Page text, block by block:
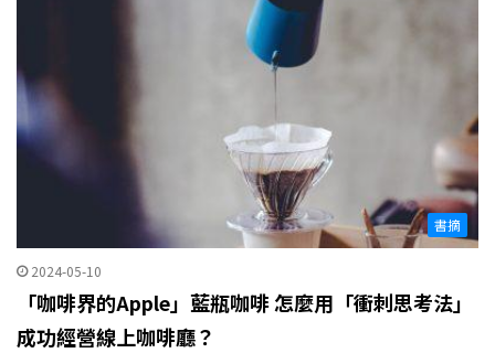
書摘
2024-05-10
「咖啡界的Apple」藍瓶咖啡 怎麼用「衝刺思考法」
成功經營線上咖啡廳？